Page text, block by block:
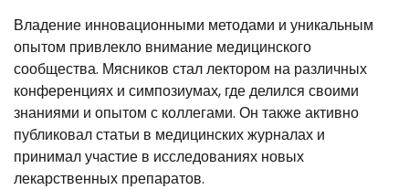
Владение инновационными методами и уникальным
опытом привлекло внимание медицинского
сообщества. Мясников стал лектором на различных
конференциях и симпозиумах, где делился своими
знаниями и опытом с коллегами. Он также активно
публиковал статьи в медицинских журналах и
принимал участие в исследованиях новых
лекарственных препаратов.